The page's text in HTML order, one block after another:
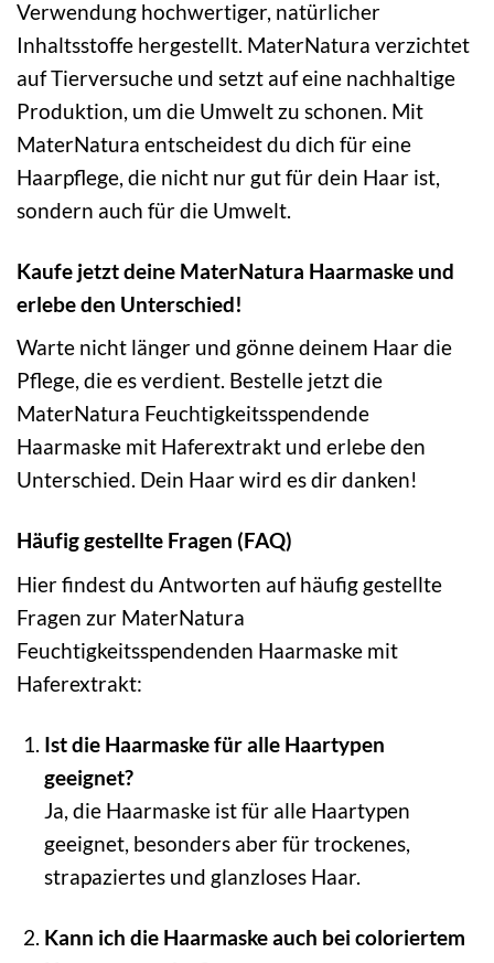
Verwendung hochwertiger, natürlicher
Inhaltsstoffe hergestellt. MaterNatura verzichtet
auf Tierversuche und setzt auf eine nachhaltige
Produktion, um die Umwelt zu schonen. Mit
MaterNatura entscheidest du dich für eine
Haarpflege, die nicht nur gut für dein Haar ist,
sondern auch für die Umwelt.
Kaufe jetzt deine MaterNatura Haarmaske und
erlebe den Unterschied!
Warte nicht länger und gönne deinem Haar die
Pflege, die es verdient. Bestelle jetzt die
MaterNatura Feuchtigkeitsspendende
Haarmaske mit Haferextrakt und erlebe den
Unterschied. Dein Haar wird es dir danken!
Häufig gestellte Fragen (FAQ)
Hier findest du Antworten auf häufig gestellte
Fragen zur MaterNatura
Feuchtigkeitsspendenden Haarmaske mit
Haferextrakt:
Ist die Haarmaske für alle Haartypen
geeignet?
Ja, die Haarmaske ist für alle Haartypen
geeignet, besonders aber für trockenes,
strapaziertes und glanzloses Haar.
Kann ich die Haarmaske auch bei coloriertem